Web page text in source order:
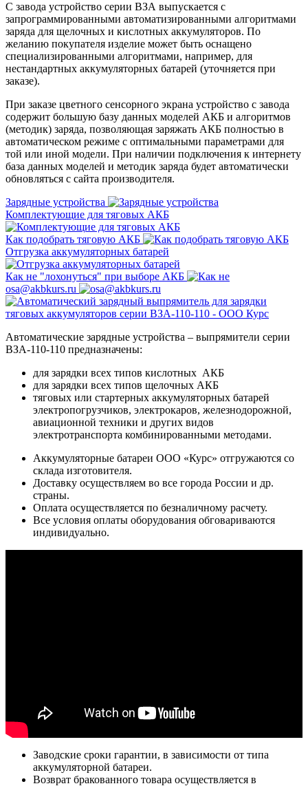
С завода устройство серии ВЗА выпускается с
запрограммированными автоматизированными алгоритмами
заряда для щелочных и кислотных аккумуляторов. По
желанию покупателя изделие может быть оснащено
специализированными алгоритмами, например, для
нестандартных аккумуляторных батарей (уточняется при
заказе).
При заказе цветного сенсорного экрана устройство с завода
содержит большую базу данных моделей АКБ и алгоритмов
(методик) заряда, позволяющая заряжать АКБ полностью в
автоматическом режиме с оптимальными параметрами для
той или иной модели. При наличии подключения к интернету
база данных моделей и методик заряда будет автоматически
обновляться с сайта производителя.
Зарядные устройства
Комплектующие для тяговых АКБ
Как подобрать тяговую АКБ
Отгрузка аккумуляторных батарей
Как не "лохонуться" при выборе АКБ
osa@akbkurs.ru
Автоматические зарядные устройства – выпрямители серии
ВЗА-110-110 предназначены:
для зарядки всех типов кислотных АКБ
для зарядки всех типов щелочных АКБ
тяговых или стартерных аккумуляторных батарей
электропогрузчиков, электрокаров, железнодорожной,
авиационной техники и других видов
электротранспорта комбинированными методами.
Аккумуляторные батареи ООО «Курс» отгружаются со
склада изготовителя.
Доставку осуществляем во все города России и др.
страны.
Оплата осуществляется по безналичному расчету.
Все условия оплаты оборудования обговариваются
индивидуально.
Заводские сроки гарантии, в зависимости от типа
аккумуляторной батареи.
Возврат бракованного товара осуществляется в